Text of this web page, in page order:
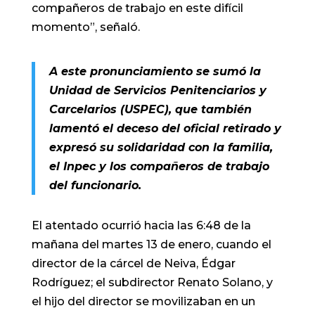
compañeros de trabajo en este difícil
momento”, señaló.
A este pronunciamiento se sumó la
Unidad de Servicios Penitenciarios y
Carcelarios (USPEC), que también
lamentó el deceso del oficial retirado y
expresó su solidaridad con la familia,
el Inpec y los compañeros de trabajo
del funcionario.
El atentado ocurrió hacia las 6:48 de la
mañana del martes 13 de enero, cuando el
director de la cárcel de Neiva, Édgar
Rodríguez; el subdirector Renato Solano, y
el hijo del director se movilizaban en un